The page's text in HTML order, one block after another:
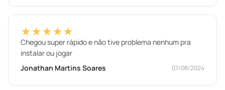
★★★★★
Chegou super rápido e não tive problema nenhum pra
instalar ou jogar
Jonathan Martins Soares
07/08/2024